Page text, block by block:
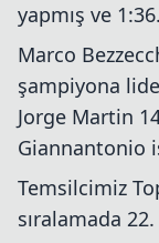
yapmış ve
Marco
şampiyona
Jorge Martin
Giannantonio
Temsilcimiz
sıralamada